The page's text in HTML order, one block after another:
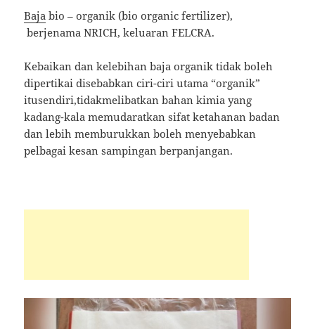
Baja bio – organik (bio organic fertilizer),
berjenama NRICH, keluaran FELCRA.
Kebaikan dan kelebihan baja organik tidak boleh
dipertikai disebabkan ciri-ciri utama “organik”
itusendiri,tidakmelibatkan bahan kimia yang
kadang-kala memudaratkan sifat ketahanan badan
dan lebih memburukkan boleh menyebabkan
pelbagai kesan sampingan berpanjangan.